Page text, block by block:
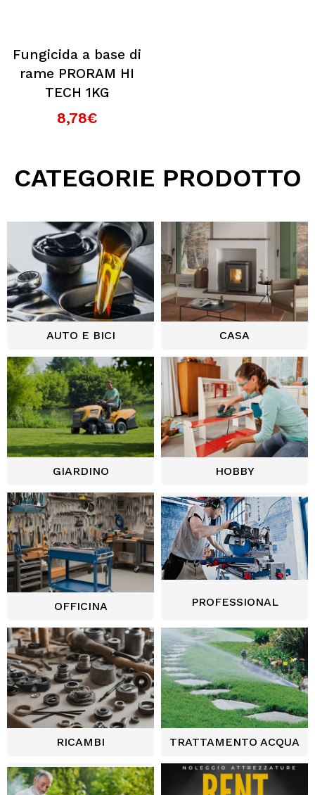
Fungicida a base di
rame PRORAM HI
TECH 1KG
8,78€
CATEGORIE PRODOTTO
AUTO E BICI CASA
GIARDINO HOBBY
OFFICINA PROFESSIONAL
RICAMBI TRATTAMENTO ACQUA